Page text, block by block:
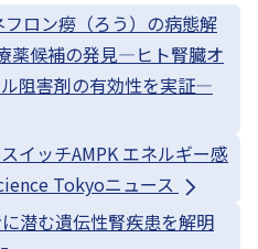
ロン癆（ろう）の病態解
薬候補の発見—ヒト腎臓オ
阻害剤の有効性を実証—
イッチAMPK エネルギー感
Tokyoニュース
潜む遺伝性腎疾患を解明